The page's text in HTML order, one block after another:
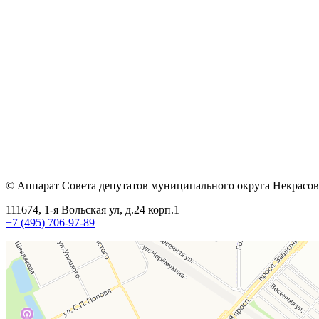
© Аппарат Совета депутатов муниципального округа
111674, 1-я Вольская ул, д.24 корп.1
+7 (495) 706-97-89